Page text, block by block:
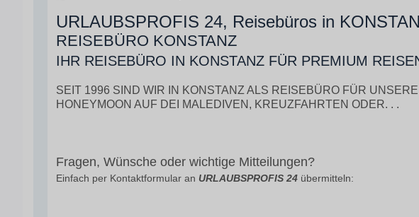
URLAUBSPROFIS 24, Reisebüros in
REISEBÜRO KONSTANZ
IHR REISEBÜRO IN KONSTANZ FÜR PREMIUM
SEIT 1996 SIND WIR IN KONSTANZ ALS REISEBÜRO FÜR
HONEYMOON AUF DEI MALEDIVEN, KREUZFAHRTEN ODER. . .
Fragen, Wünsche oder wichtige Mitteilungen?
Einfach per Kontaktformular an URLAUBSPROFIS 24 übermitteln: